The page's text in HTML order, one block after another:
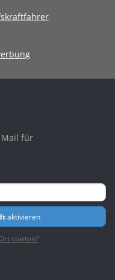
Mail für
aktivieren
starten?